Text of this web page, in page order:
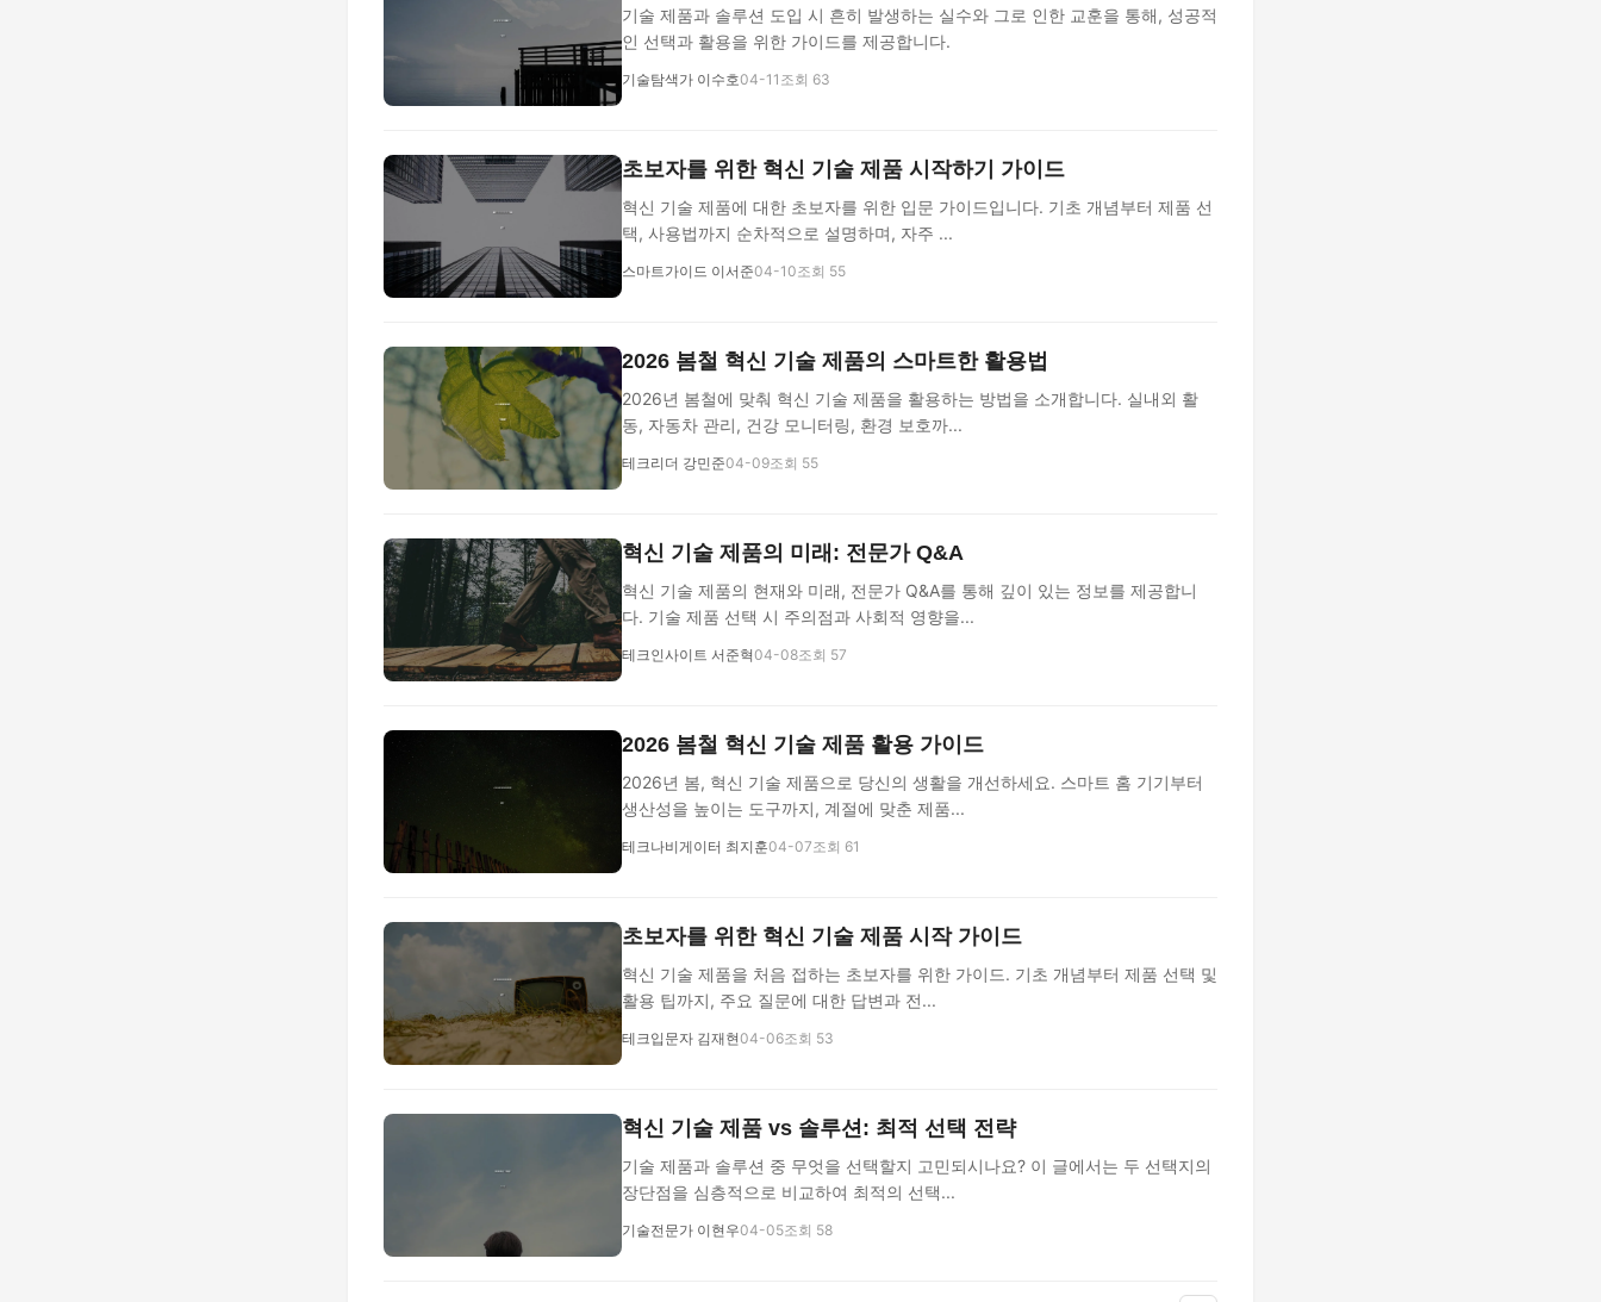
기술 제품과 솔루션 도입 시 흔히 발생하는 실수와 그로 인한 교훈을 통해, 성공적
인 선택과 활용을 위한 가이드를 제공합니다.
기술탐색가 이수호04-11 조회 63
초보자를 위한 혁신 기술 제품 시작하기 가이드
혁신 기술 제품에 대한 초보자를 위한 입문 가이드입니다. 기초 개념부터 제품 선
택, 사용법까지 순차적으로 설명하며, 자주 ...
스마트가이드 이서준04-10조회 55
2026 봄철 혁신 기술 제품의 스마트한 활용법
2026년 봄철에 맞춰 혁신 기술 제품을 활용하는 방법을 소개합니다. 실내외 활
동, 자동차 관리, 건강 모니터링, 환경 보호까...
테크리더 강민준04-09조회 55
혁신 기술 제품의 미래: 전문가 Q&A
혁신 기술 제품의 현재와 미래, 전문가 Q&A를 통해 깊이 있는 정보를 제공합니
다. 기술 제품 선택 시 주의점과 사회적 영향을...
테크인사이트 서준혁04-08조회 57
2026 봄철 혁신 기술 제품 활용 가이드
2026년 봄, 혁신 기술 제품으로 당신의 생활을 개선하세요. 스마트 홈 기기부터
생산성을 높이는 도구까지, 계절에 맞춘 제품...
테크나비게이터 최지훈04-07조회 61
초보자를 위한 혁신 기술 제품 시작 가이드
혁신 기술 제품을 처음 접하는 초보자를 위한 가이드. 기초 개념부터 제품 선택 및
활용 팁까지, 주요 질문에 대한 답변과 전...
테크입문자 김재현04-06조회 53
혁신 기술 제품 vs 솔루션: 최적 선택 전략
기술 제품과 솔루션 중 무엇을 선택할지 고민되시나요? 이 글에서는 두 선택지의
장단점을 심층적으로 비교하여 최적의 선택...
기술전문가 이현우04-05조회 58